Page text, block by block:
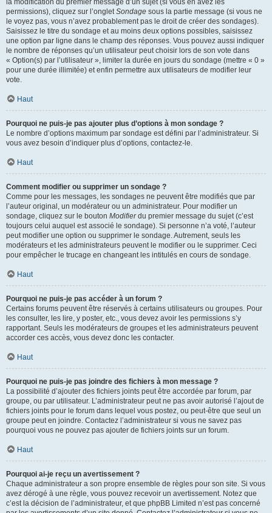
la modification du premier message d’un sujet (si vous en avez les
permissions), cliquez sur l’ongletSondage sous la partie message (si vous ne
le voyez pas, vous n’avez probablement pas le droit de créer des sondages).
Saisissez le titre du sondage et au moins deux options possibles, saisissez
une option par ligne dans le champ des réponses. Vous pouvez aussi indiquer
le nombre de réponses qu’un utilisateur peut choisir lors de son vote dans
« Option(s) par l’utilisateur », limiter la durée en jours du sondage (mettre « 0 »
pour une durée illimitée) et enfin permettre aux utilisateurs de modifier leur
vote.
Haut
Pourquoi ne puis-je pas ajouter plus d’options à mon sondage ?
Le nombre d’options maximum par sondage est défini par l’administrateur. Si
vous avez besoin d’indiquer plus d’options, contactez-le.
Haut
Comment modifier ou supprimer un sondage ?
Comme pour les messages, les sondages ne peuvent être modifiés que par
l’auteur original, un modérateur ou un administrateur. Pour modifier un
sondage, cliquez sur le bouton Modifierdu premier message du sujet (c’est
toujours celui auquel est associé le sondage). Si personne n’a voté, l’auteur
peut modifier une option ou supprimer le sondage. Autrement, seuls les
modérateurs et les administrateurs peuvent le modifier ou le supprimer. Ceci
pour empêcher le trucage en changeant les intitulés en cours de sondage.
Haut
Pourquoi ne puis-je pas accéder à un forum ?
Certains forums peuvent être réservés à certains utilisateurs ou groupes. Pour
les consulter, les lire, y poster, etc., vous devez avoir les permissions s’y
rapportant. Seuls les modérateurs de groupes et les administrateurs peuvent
accorder ces accès, vous devez donc les contacter.
Haut
Pourquoi ne puis-je pas joindre des fichiers à mon message ?
La possibilité d’ajouter des fichiers joints peut être accordée par forum, par
groupe, ou par utilisateur. L’administrateur peut ne pas avoir autorisé l’ajout de
fichiers joints pour le forum dans lequel vous postez, ou peut-être que seul un
groupe peut en joindre. Contactez l’administrateur si vous ne savez pas
pourquoi vous ne pouvez pas ajouter de fichiers joints sur un forum.
Haut
Pourquoi ai-je reçu un avertissement ?
Chaque administrateur a son propre ensemble de règles pour son site. Si vous
avez dérogé à une règle, vous pouvez recevoir un avertissement. Notez que
c’est la décision de l’administrateur, et que phpBB Limited n’est pas concerné